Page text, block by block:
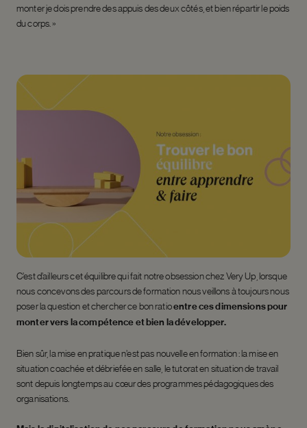
monter je dois prendre des appuis des deux côtés, et bien répartir le poids
du corps. »
C’est d’ailleurs cet équilibre qui fait notre obsession chez Very Up, lorsque
nous concevons des parcours de formation nous veillons à toujours nous
poser la question et chercher ce bon ratioentre ces dimensions pour
monter vers la compétence et bien la développer.
Bien sûr, la mise en pratique n’est pas nouvelle en formation : la mise en
situation coachée et débriefée en salle, le tutorat en situation de travail
sont depuis longtemps au cœur des programmes pédagogiques des
organisations.